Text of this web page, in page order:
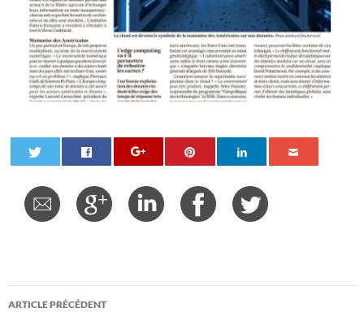
Navigation
ARTICLE PRÉCÉDENT